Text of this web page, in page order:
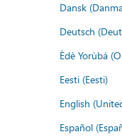
Dansk
Deutsch
Èdè Yorùbá
Eesti (Eesti)
English
Español